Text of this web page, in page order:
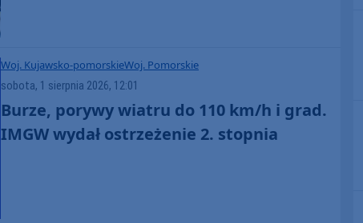
Woj. Kujawsko-pomorskieWoj. Pomorskie
sobota, 1 sierpnia 2026, 12:01
Burze, porywy wiatru do 110 km/h i grad.
IMGW wydał ostrzeżenie 2. stopnia